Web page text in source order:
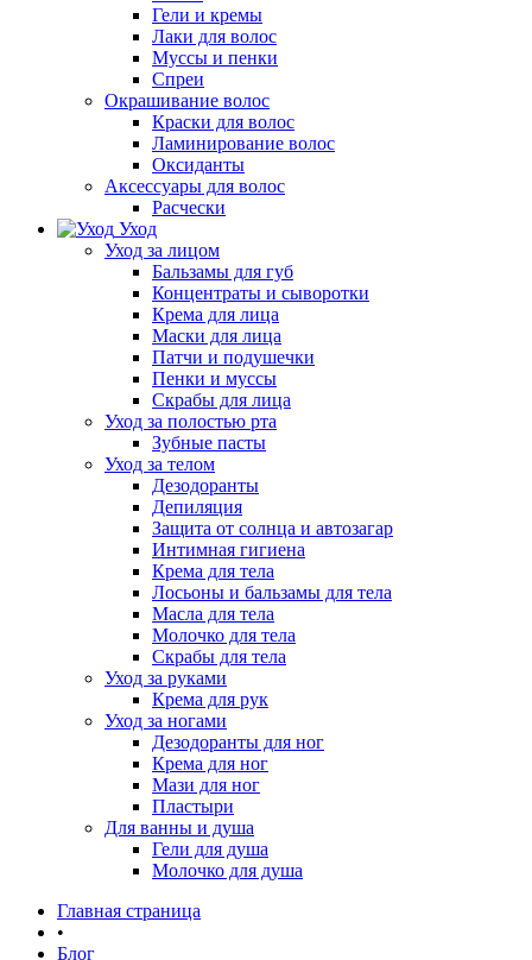
Гели и кремы
Лаки для волос
Муссы и пенки
Спреи
Окрашивание волос
Краски для волос
Ламинирование волос
Оксиданты
Аксессуары для волос
Расчески
Уход
Уход за лицом
Бальзамы для губ
Концентраты и сыворотки
Крема для лица
Маски для лица
Патчи и подушечки
Пенки и муссы
Скрабы для лица
Уход за полостью рта
Зубные пасты
Уход за телом
Дезодоранты
Депиляция
Защита от солнца и автозагар
Интимная гигиена
Крема для тела
Лосьоны и бальзамы для тела
Масла для тела
Молочко для тела
Скрабы для тела
Уход за руками
Крема для рук
Уход за ногами
Дезодоранты для ног
Крема для ног
Мази для ног
Пластыри
Для ванны и душа
Гели для душа
Молочко для душа
Главная страница
•
Блог